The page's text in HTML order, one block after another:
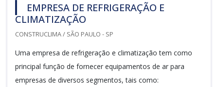
EMPRESA DE REFRIGERAÇÃO E
CLIMATIZAÇÃO
CONSTRUCLIMA / SÃO PAULO - SP
Uma empresa de refrigeração e climatização tem como
principal função de fornecer equipamentos de ar para
empresas de diversos segmentos, tais como: